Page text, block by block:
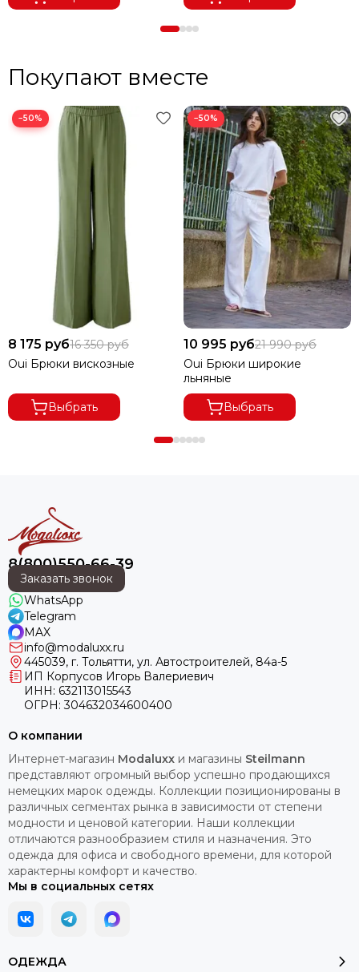
Покупают вместе
−50%
8 175 руб16 350 руб
Oui Брюки вискозные
Выбрать
−50%
10 995 руб21 990 руб
Oui Брюки широкие
льняные
Выбрать
8(800)550-66-39
Заказать звонок
WhatsApp
Telegram
MAX
info@modaluxx.ru
445039, г. Тольятти, ул. Автостроителей, 84а-5
ИП Корпусов Игорь Валериевич
ИНН: 632113015543
ОГРН: 304632034600400
ОДЕЖДА
О компании
Интернет-магазин Modaluxx и магазины Steilmann
представляют огромный выбор успешно продающихся
немецких марок одежды. Коллекции позиционированы в
различных сегментах рынка в зависимости от степени
модности и ценовой категории. Наши коллекции
отличаются разнообразием стиля и назначения. Это
одежда для офиса и свободного времени, для которой
характерны комфорт и качество.
Мы в социальных сетях